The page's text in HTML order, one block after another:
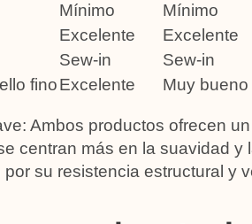
Mínimo
Mínimo
Excelente
Excelente
Sew-in
Sew-in
finoExcelente Muy bueno
Ambos productos ofrecen
centran más en la suavidad
su resistencia estructural y